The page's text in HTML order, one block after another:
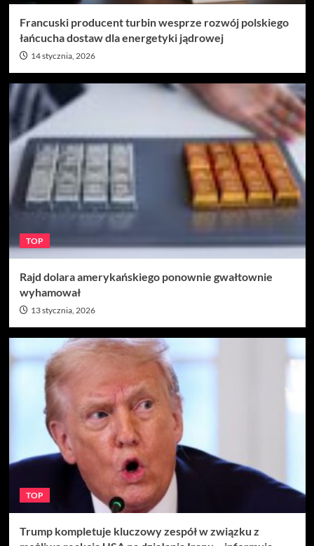
Francuski producent turbin wesprze rozwój polskiego
łańcucha dostaw dla energetyki jądrowej
14 stycznia, 2026
TOP
Rajd dolara amerykańskiego ponownie gwałtownie
wyhamował
13 stycznia, 2026
TOP
Trump kompletuje kluczowy zespół w związku z